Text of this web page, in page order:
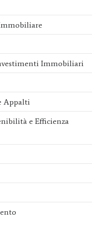
Immobiliari
Appalti
e Efficienza